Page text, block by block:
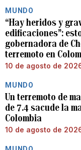
MUNDO
“Hay heridos y
edificaciones”:
gobernadora de
terremoto en
10 de agosto de
MUNDO
Un terremoto de
de 7.4 sacude la
Colombia
10 de agosto de